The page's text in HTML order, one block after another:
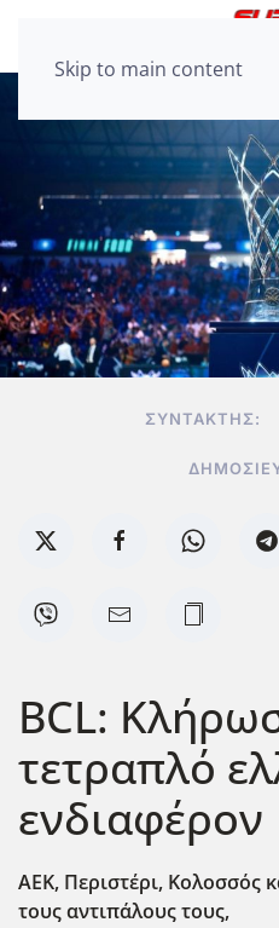
Skip to main content
ΣΥΝΤΆΚΤΗΣ:
BCL:
τετραπλό
ενδιαφέρον
ΑΕΚ, Περιστέρι, Κολοσσός
τους αντιπάλους τους,